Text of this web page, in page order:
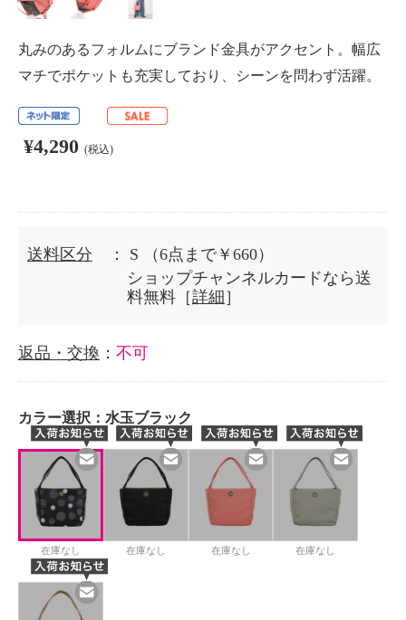
丸みのあるフォルムにブランド金具がアクセント。幅広
マチでポケットも充実しており、シーンを問わず活躍。
¥4,290 (税込)
送料区分 ： S
（6点まで￥660）
ショップチャンネルカードなら送
料無料［詳細 ］
返品・交換 ： 不可
カラー選択： 水玉ブラック
在庫なし 在庫なし 在庫なし 在庫なし